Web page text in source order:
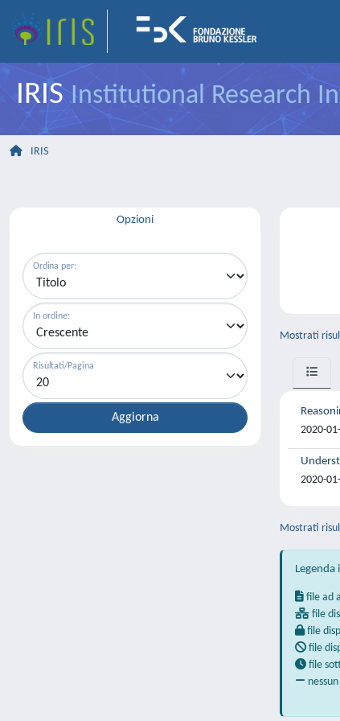
IRISInstitutional Research
IRIS
Opzioni
Ordina per:
In ordine:
Risultati/Pagina
Mostrati
2020-
2020-
Mostrati
Legenda
file ad
file
file
file
file